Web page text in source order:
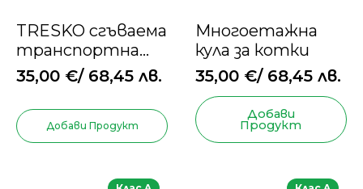
TRESKO сгъваема
транспортна
клетка за кучета
и котки
35,00 €/ 68,45 лв.
Добави Продукт
Многоетажна
кула за котки
35,00 €/ 68,45 лв.
Добави
Продукт